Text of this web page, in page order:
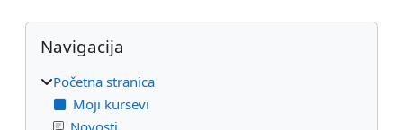
Blokovi
Preskoči Navigacija
Navigacija
Početna stranica
Moji kursevi
Novosti